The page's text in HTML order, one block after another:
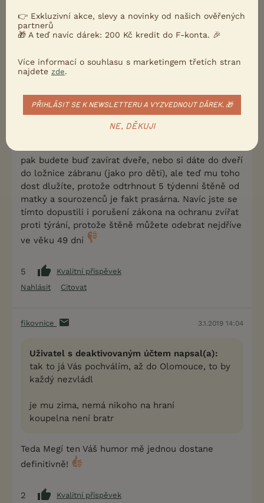
0
Kvalitní příspěvek
dejvosek napsal(a):
a nebude pak pozdě ho odnaučit od postele?
pak budete buď zavírat dveře, nebo si dáte do dveří
do ložnice zábranu (jako pro děti), ale teď mu toho
dost dlužíte, protože odtrhnout 5 týdenní štěně od
matky a sourozenců je fakt prasárna. Navíc jste se
tímto dopustili i porušení zákona na ochranu zvířat
proti týrání, protože štěně můžete odebrat nejdříve
ve věku 49 dní
5
Kvalitní příspěvek
Nahlásit
Citovat
fikovnice 3.1.2019 14:04
Uživatel s deaktivovaným účtem napsal(a):
tak to já Vás pochválím, až do Olomouce, to by
každý nezvládl
je mu zima, nemá nikoho na hraní
koupelna není bratr
Teda Megí ten Váš humor mě jednou dostane
definitivně!
2
Kvalitní příspěvek
👉 Exkluzivní akce, slevy a novinky od našich ověřených
partnerů
🎁 A teď navíc dárek: 200 Kč kredit do F-konta. 🎉
Více informací o souhlasu s marketingem třetích stran
najdete zde.
PŘIHLÁSIT SE K NEWSLETTERU A VYZVEDNOUT DÁREK. 🎁
NE, DĚKUJI